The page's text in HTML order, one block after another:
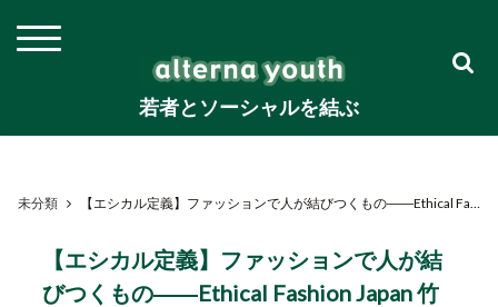
若者とソーシャルを結ぶ
未分類 【エシカル定義】ファッションで人が結びつくもの――Ethical Fashion Japan 竹村伊央
【エシカル定義】ファッションで人が結
びつくもの――Ethical Fashion Japan 竹